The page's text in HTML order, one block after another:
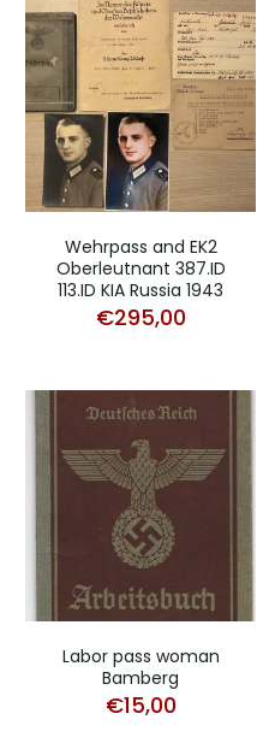
Wehrpass and EK2
Oberleutnant 387.ID
113.ID KIA Russia 1943
€295,00
Labor pass woman
Bamberg
€15,00